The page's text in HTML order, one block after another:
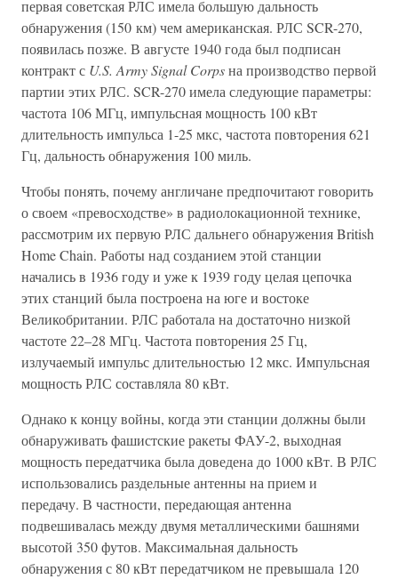
первая советская РЛС имела большую дальность
обнаружения (150 км) чем американская. РЛС SCR-270,
появилась позже. В августе 1940 года был подписан
контракт с U.S. Army Signal Corpsна производство первой
партии этих РЛС. SCR-270 имела следующие параметры:
частота 106 МГц, импульсная мощность 100 кВт
длительность импульса 1-25 мкс, частота повторения 621
Гц, дальность обнаружения 100 миль.
Чтобы понять, почему англичане предпочитают говорить
о своем «превосходстве» в радиолокационной технике,
рассмотрим их первую РЛС дальнего обнаружения British
Home Chain. Работы над созданием этой станции
начались в 1936 году и уже к 1939 году целая цепочка
этих станций была построена на юге и востоке
Великобритании. РЛС работала на достаточно низкой
частоте 22–28 МГц. Частота повторения 25 Гц,
излучаемый импульс длительностью 12 мкс. Импульсная
мощность РЛС составляла 80 кВт.
Однако к концу войны, когда эти станции должны были
обнаруживать фашистские ракеты ФАУ-2, выходная
мощность передатчика была доведена до 1000 кВт. В РЛС
использовались раздельные антенны на прием и
передачу. В частности, передающая антенна
подвешивалась между двумя металлическими башнями
высотой 350 футов. Максимальная дальность
обнаружения с 80 кВт передатчиком не превышала 120